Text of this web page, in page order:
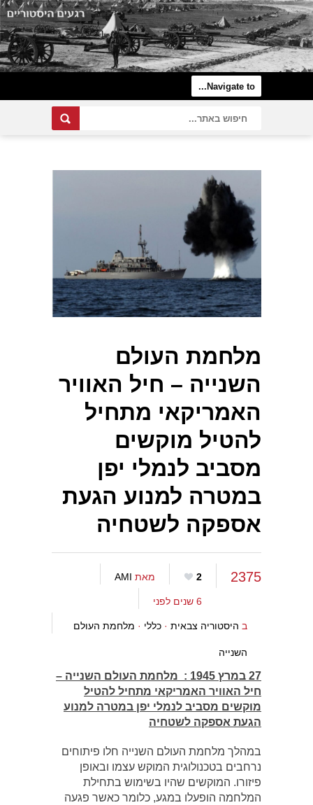
מלחמת העולם
השנייה – חיל האוויר
האמריקאי מתחיל
להטיל מוקשים
מסביב לנמלי יפן
במטרה למנוע הגעת
אספקה לשטחיה
2375
2 מאת AMI
6 שנים לפני
ב היסטוריה צבאית · כללי · מלחמת העולם
השנייה
27 במרץ 1945 :
מלחמת העולם השנייה –
חיל האוויר האמריקאי מתחיל להטיל
מוקשים מסביב לנמלי יפן במטרה למנוע
הגעת אספקה לשטחיה
במהלך מלחמת העולם השנייה חלו פיתוחים
נרחבים בטכנולוגית המוקש עצמו ובאופן
פיזורו. המוקשים שהיו בשימוש בתחילת
המלחמה הופעלו במגע, כלומר כאשר פגעה